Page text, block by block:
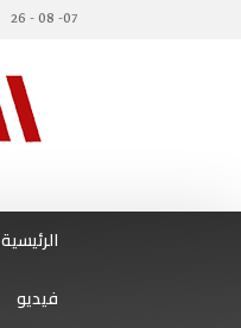
07- 08 - 26
الرئيسية
فيديو